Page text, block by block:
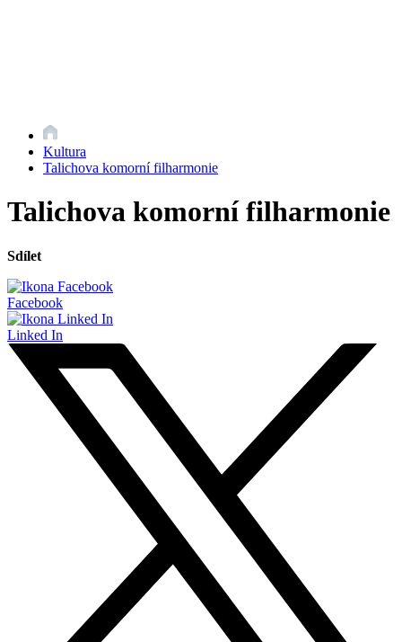
Kultura
Talichova komorní filharmonie
Talichova komorní filharmonie
Sdílet
Facebook
Linked In